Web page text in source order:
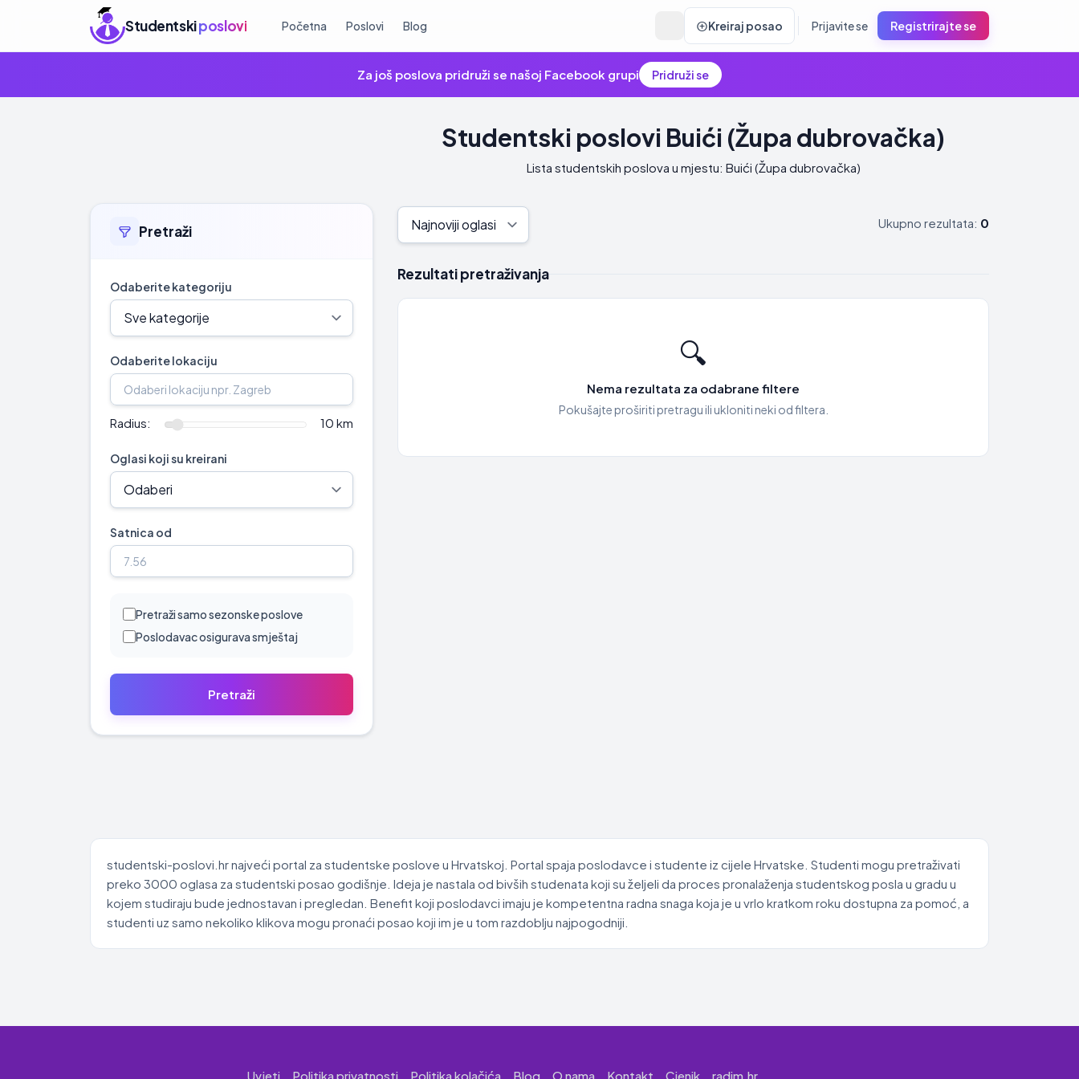
Studentskiposlovi Početna Poslovi Blog Kreiraj posao Prijavite se Registrirajte se
Za još poslova pridruži se našoj Facebook grupi Pridruži se
Studentski poslovi Buići (Župa dubrovačka)
Lista studentskih poslova u mjestu: Buići (Župa dubrovačka)
Pretraži
Odaberite kategoriju
Odaberite lokaciju
Radius: 10 km
Oglasi koji su kreirani
Satnica od
Pretraži samo sezonske poslove
Poslodavac osigurava smještaj
Ukupno rezultata: 0
Rezultati pretraživanja
🔍
Nema rezultata za odabrane filtere
Pokušajte proširiti pretragu ili ukloniti neki od filtera.
studentski-poslovi.hr najveći portal za studentske poslove u Hrvatskoj. Portal spaja poslodavce i studente iz cijele Hrvatske. Studenti mogu pretraživati
preko 3000 oglasa za studentski posao godišnje. Ideja je nastala od bivših studenata koji su željeli da proces pronalaženja studentskog posla u gradu u
kojem studiraju bude jednostavan i pregledan. Benefit koji poslodavci imaju je kompetentna radna snaga koja je u vrlo kratkom roku dostupna za pomoć, a
studenti uz samo nekoliko klikova mogu pronaći posao koji im je u tom razdoblju najpogodniji.
Uvjeti Politika privatnosti Politika kolačića Blog O nama Kontakt Cjenik radim.hr